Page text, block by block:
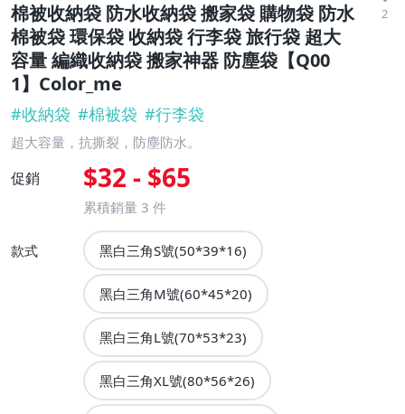
棉被收納袋 防水收納袋 搬家袋 購物袋 防水
棉被袋 環保袋 收納袋 行李袋 旅行袋 超大
容量 編織收納袋 搬家神器 防塵袋【Q00
1】Color_me
2
#收納袋 #棉被袋 #行李袋
超大容量，抗撕裂，防塵防水。
促銷 $32 - $65
累積銷量 3 件
款式 黑白三角S號(50*39*16)
黑白三角M號(60*45*20)
黑白三角L號(70*53*23)
黑白三角XL號(80*56*26)